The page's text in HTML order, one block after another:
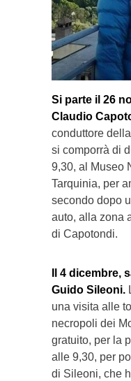
Si parte il 26
Claudio
conduttore
si comporrà di
9,30, al Museo
Tarquinia, per
secondo dopo
auto, alla zona
di Capotondi.
Il 4 dicembre,
Guido Sileoni.
una visita alle
necropoli dei
gratuito, per la
alle 9,30, per
di Sileoni, che